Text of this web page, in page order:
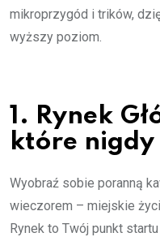
mikroprzygód i trików,
wyższy poziom.
1. Rynek
które nigdy
Wyobraź sobie poranną
wieczorem – miejskie
Rynek to Twój punkt